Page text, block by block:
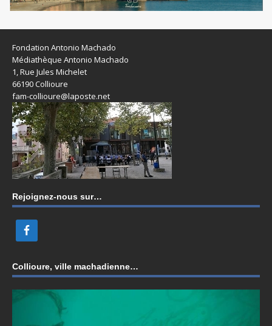
Fondation Antonio Machado
Médiathèque Antonio Machado
1, Rue Jules Michelet
66190 Collioure
fam-collioure@laposte.net
Rejoignez-nous sur…
Collioure, ville machadienne…